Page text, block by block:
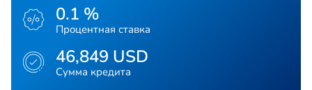
0.1 %
Процентная ставка
46,849 USD
Сумма кредита